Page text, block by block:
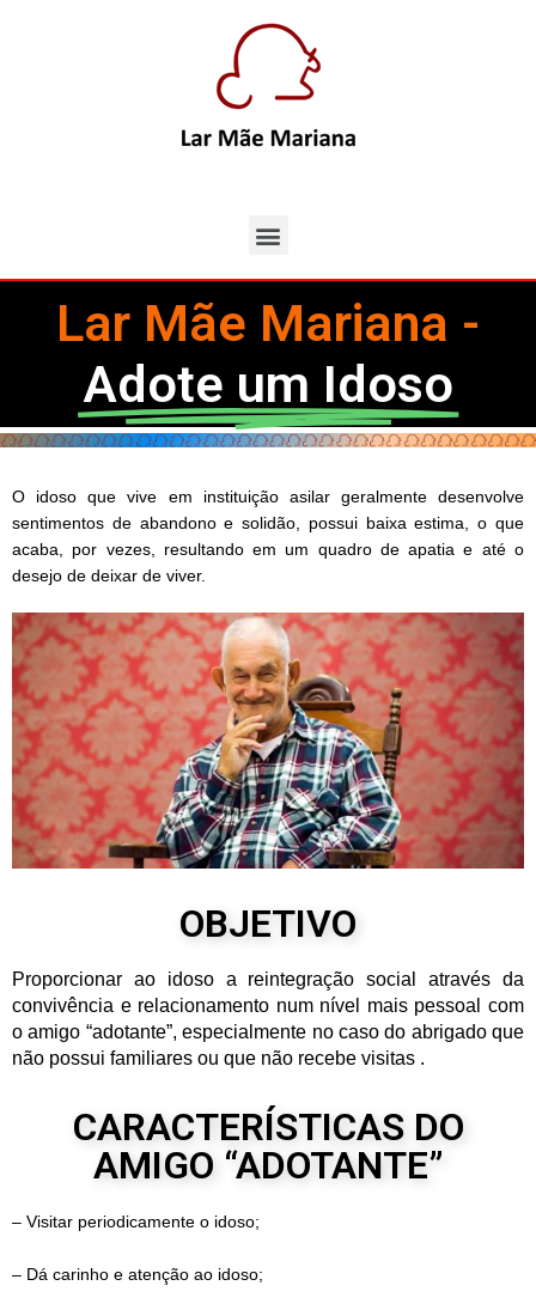
Lar Mãe Mariana -
Adote um Idoso
O idoso que vive em instituição asilar geralmente desenvolve
sentimentos de abandono e solidão, possui baixa estima, o que
acaba, por vezes, resultando em um quadro de apatia e até o
desejo de deixar de viver.
OBJETIVO
Proporcionar ao idoso a reintegração social através da
convivência e relacionamento num nível mais pessoal com
o amigo “adotante”, especialmente no caso do abrigado que
não possui familiares ou que não recebe visitas .
CARACTERÍSTICAS DO
AMIGO “ADOTANTE”
– Visitar periodicamente o idoso;
– Dá carinho e atenção ao idoso;